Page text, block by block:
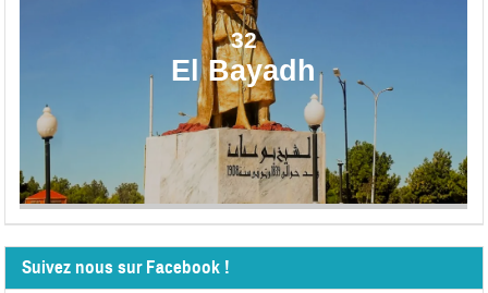
32
El Bayadh
Suivez nous sur Facebook !